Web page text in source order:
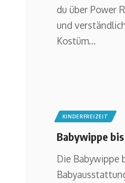
du über Power
und
Kostüm…
KINDERFREIZEIT
Babywippe
Die Babywippe